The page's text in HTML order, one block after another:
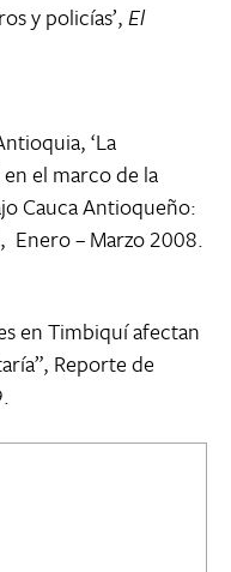
y policías’,El
‘La
el marco de la
Cauca Antioqueño:
Enero – Marzo 2008.
en Timbiquí afectan
Reporte de